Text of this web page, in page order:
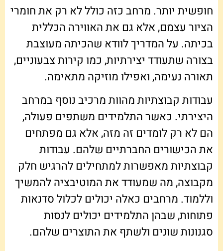
חופשית יותר. מרחב כזה כולל לא רק את חומרי
הציור עצמם, אלא גם את האווירה הכללית
בכיתה. על המדריך לוודא שהכיתה מעוצבת
בצורה שתעודד יצירתיות, כמו קירות צבעוניים,
תאורה נעימה, ואפילו מוזיקה מתאימה.
עבודות קבוצתיות מהוות מרכיב נוסף במרחב
היצירתי. כאשר התלמידים משתפים פעולה,
הם לא רק לומדים זה מזה, אלא גם מפתחים
את הכישורים החברתיים שלהם. עבודות
קבוצתיות מאפשרות למתחילים להרגיש חלק
מקבוצה, מה שמעודד את המוטיבציה להמשיך
וללמוד. מרחבים כאלה יכולים לכלול סדנאות
פתוחות, שבהן התלמידים יכולים לנסות
סגנונות שונים ולשתף את התוצרים שלהם.